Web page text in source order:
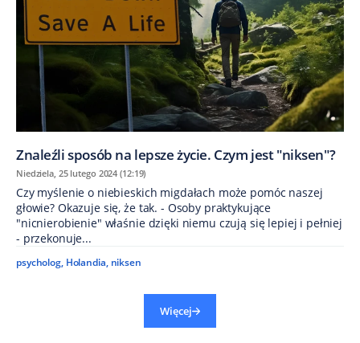
Znaleźli sposób na lepsze życie. Czym jest "niksen"?
Niedziela, 25 lutego 2024 (12:19)
Czy myślenie o niebieskich migdałach może pomóc naszej
głowie? Okazuje się, że tak. - Osoby praktykujące
"nicnierobienie" właśnie dzięki niemu czują się lepiej i pełniej
- przekonuje...
psycholog, Holandia, niksen
Więcej